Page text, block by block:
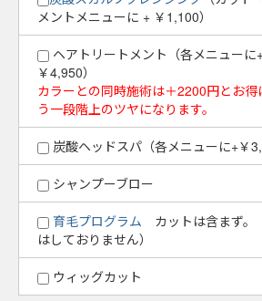
メントメニューに + ￥1,100）
ヘアトリートメント（各メニューに
￥4,950）
カラーとの同時施術は＋2200円とお得
う一段階上のツヤになります。
炭酸ヘッドスパ（各メニューに+￥
シャンプーブロー
育毛プログラム カットは含まず。
はしておりません）
ウィッグカット